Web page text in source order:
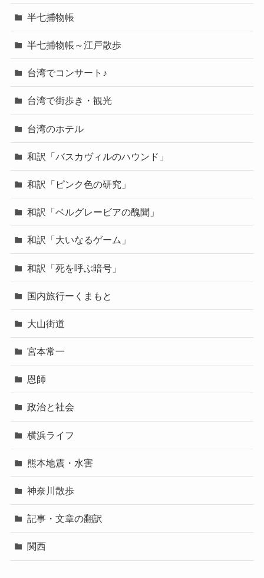
半七捕物帳
半七捕物帳～江戸散歩
台湾でコンサート♪
台湾で街歩き・観光
台湾のホテル
和訳「バスカヴィルのハウンド」
和訳「ピンク色の研究」
和訳「ベルグレービアの醜聞」
和訳「大いなるゲーム」
和訳「死を呼ぶ暗号」
国内旅行ーくまもと
大山街道
宮本常一
恩師
政治と社会
横浜ライフ
熊本地震・水害
神奈川散歩
記事・文章の翻訳
関西